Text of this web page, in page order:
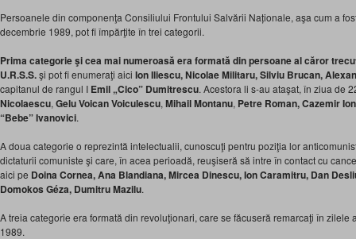
Persoanele din componenţa Consiliului Frontului Salvării Naționale, aşa cum a
decembrie 1989, pot fi împărţite în trei categorii.
Prima categorie şi cea mai numeroasă era formată din persoane al căror
U.R.S.S.şi pot fi enumeraţi aici Ion Iliescu, Nicolae Militaru, Silviu Brucan,
capitanul de rangul I Emil „Cico” Dumitrescu. Acestora li s-au ataşat, în ziua de
Nicolaescu, Gelu Voican Voiculescu, Mihail Montanu, Petre Roman, Cazemir
“Bebe” Ivanovici.
A doua categorie o reprezintă intelectualii, cunoscuţi pentru poziţia lor
dictaturii comuniste şi care, în acea perioadă, reuşiseră să intre în contact cu
aici pe Doina Cornea, Ana Blandiana, Mircea Dinescu, Ion Caramitru, Dan
Domokos Géza, Dumitru Mazilu.
A treia categorie era formată din revoluţionari, care se făcuseră remarcaţi în zilele
1989.